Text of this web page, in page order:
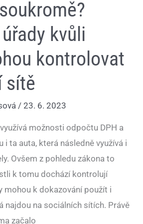
kvůli
kontrolovat
sítě
/23. 6. 2023
možnosti odpočtu DPH a
i ta auta, která následně využívá i
Ovšem z pohledu zákona to
k tomu dochází kontrolují
mohou k dokazování použít i
najdou na sociálních sítích. Právě
začalo